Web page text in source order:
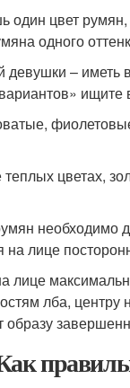
один цвет
одного
– иметь
ищите
цветах,
необходимо
лице
лице
лба,